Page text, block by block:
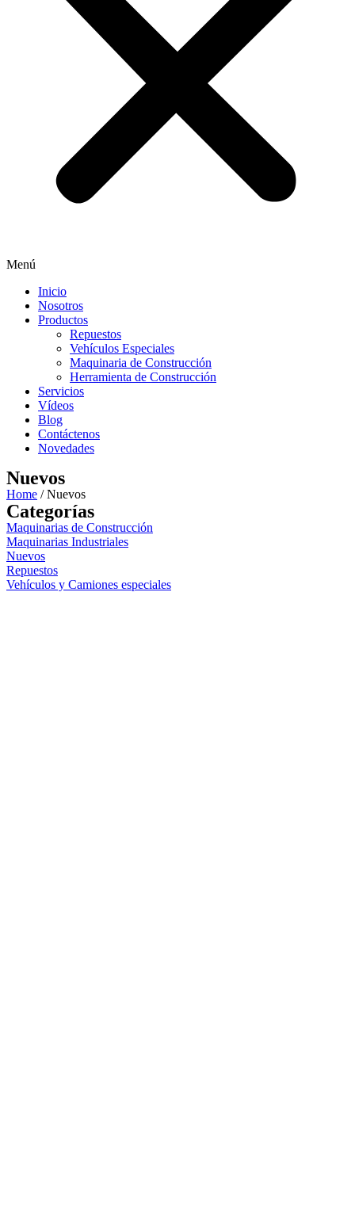
Menú
Inicio
Nosotros
Productos
Repuestos
Vehículos Especiales
Maquinaria de Construcción
Herramienta de Construcción
Servicios
Vídeos
Blog
Contáctenos
Novedades
Nuevos
Home / Nuevos
Categorías
Maquinarias de Construcción
Maquinarias Industriales
Nuevos
Repuestos
Vehículos y Camiones especiales